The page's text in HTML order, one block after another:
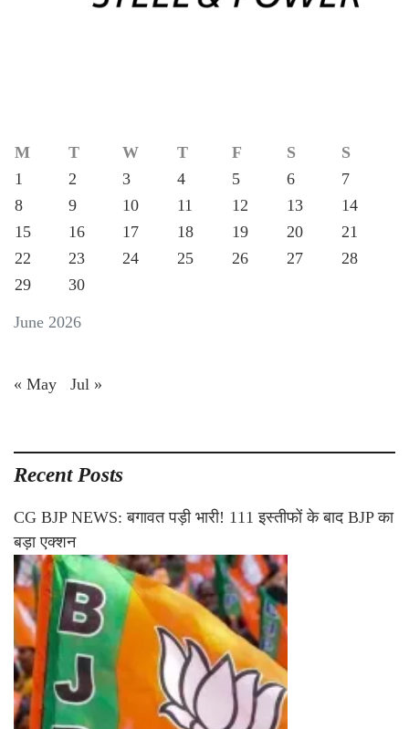
June 2026
M T W T F S
S
1
2 3 4 5 6
7
8
9 10 11 12 13
14
15
16 17 18 19 20
21
22
23 24 25 26 27
28
29
30
« May Jul »
Recent Posts
CG BJP NEWS: बगावत पड़ी भारी! 111 इस्तीफों के बाद BJP का
बड़ा एक्शन